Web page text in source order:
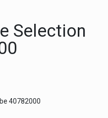
Selection
40782000